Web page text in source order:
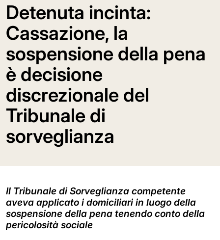
Detenuta incinta:
Cassazione, la
sospensione della pena
è decisione
discrezionale del
Tribunale di
sorveglianza
Il Tribunale di Sorveglianza competente
aveva applicato i domiciliari in luogo della
sospensione della pena tenendo conto della
pericolosità sociale